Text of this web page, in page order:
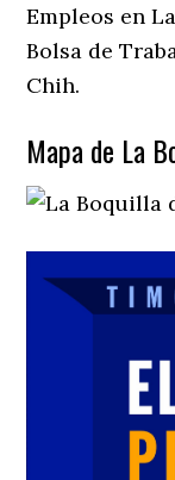
Empleos en
Bolsa de
Chih.
Mapa de La